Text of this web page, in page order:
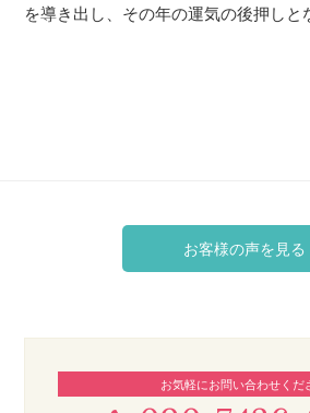
を導き出し、その年の運気の後押しと
お客様の声を見る
お気軽にお問い合わせくだ